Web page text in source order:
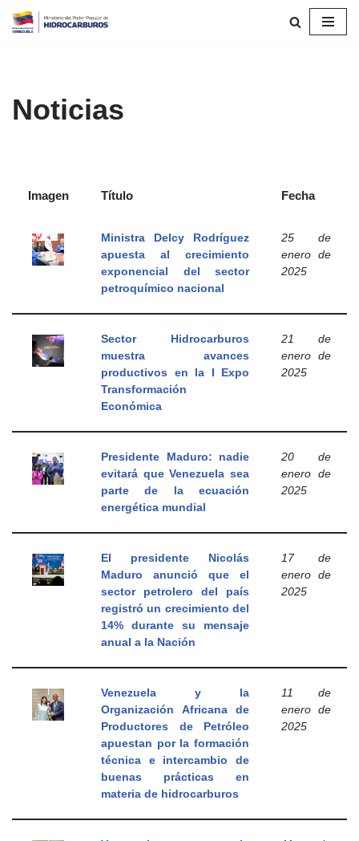
Noticias
Imagen Título Fecha
Ministra Delcy Rodríguez
apuesta al crecimiento
exponencial del sector
petroquímico nacional
25 de
enero de
2025
Sector Hidrocarburos
muestra avances
productivos en la I Expo
Transformación
Económica
21 de
enero de
2025
Presidente Maduro: nadie
evitará que Venezuela sea
parte de la ecuación
energética mundial
20 de
enero de
2025
El presidente Nicolás
Maduro anunció que el
sector petrolero del país
registró un crecimiento del
14% durante su mensaje
anual a la Nación
17 de
enero de
2025
Venezuela y la
Organización Africana de
Productores de Petróleo
apuestan por la formación
técnica e intercambio de
buenas prácticas en
materia de hidrocarburos
11 de
enero de
2025